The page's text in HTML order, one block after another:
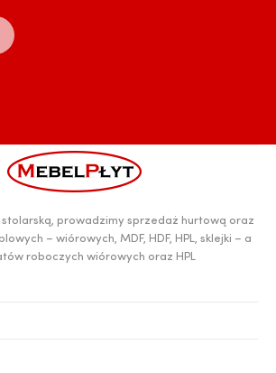
stolarską, prowadzimy sprzedaż hurtową oraz
– wiórowych, MDF, HDF, HPL, sklejki – a
roboczych wiórowych oraz HPL